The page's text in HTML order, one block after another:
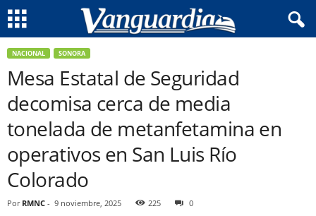
NACIONAL SONORA
Mesa Estatal de Seguridad
decomisa cerca de media
tonelada de metanfetamina en
operativos en San Luis Río
Colorado
Por RMNC - 9 noviembre, 2025 225 0